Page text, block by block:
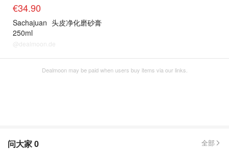
€34.90
Sachajuan 头皮净化磨砂膏
250ml
@dealmoon.de
Dealmoon may be paid when users buy items via our links.
问大家0 全部